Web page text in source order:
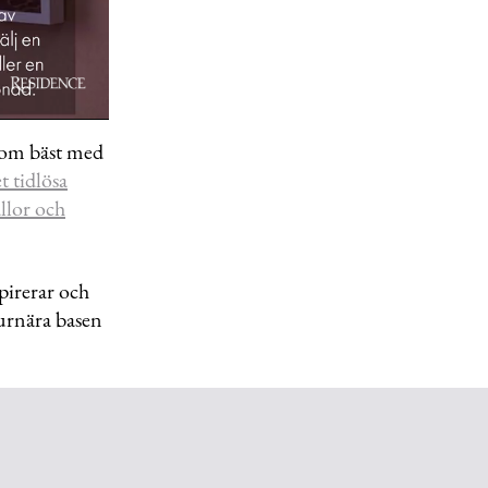
bäst med
tidlösa
och
och
basen